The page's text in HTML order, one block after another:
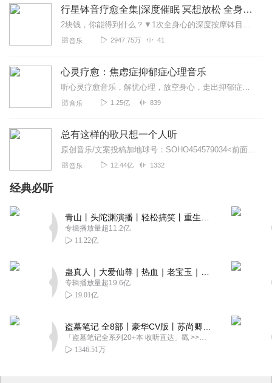
行星钵音疗愈全集|深度催眠 冥想放松 全身心深度按摩
2块钱，你能得到什么？▼1次全身心的深度按摩钵目前已广泛地被应用于美容Spa和按摩养生馆的疗程中，许多疗愈师使用铜钵在身体上，发现5分钟铜钵按摩的深度放松，效...
音乐 2947.75万 41
心灵疗愈：焦虑症抑郁症心理音乐
听心灵疗愈音乐，解忧心理，放空身心，走出抑郁症、焦虑症、恐惧症等情绪困扰。疗愈音乐=心灵养生最有效的聆听建议：步骤一、选择安静的环境，闭目静卧或坐。步骤二、根据...
音乐 1.25亿 839
总有这样的歌只想一个人听
原创音乐/文案投稿加地球号：SOHO454579034<前面英文是大写>带上你的音乐和故事与我们相遇..每一位小伙伴的经历都是我们创作的源头..
音乐 12.44亿 1332
经典必听
专辑播放量超11.2亿
11.22亿
专辑播放量超19.6亿
19.01亿
「盗墓笔记全系列20+本 收听直达」戳 >>改编自南派三叔同名作品，腾讯音乐娱乐集团出品，冠声文化制作，...
1346.51万